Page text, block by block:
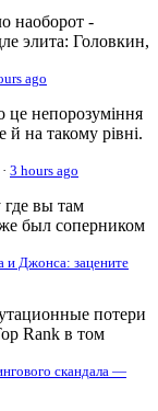
наоборот -
элита: Головкин,
ago
це непорозуміння
й на такому рівні.
· 3 hours ago
вы там
был соперником
и Джонса: зацените
потери
Rank в том
скандала —